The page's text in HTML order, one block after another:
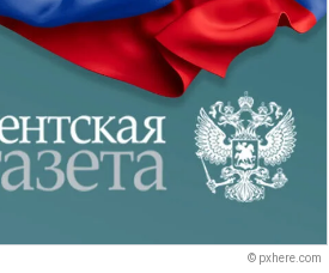
© pxhere.com